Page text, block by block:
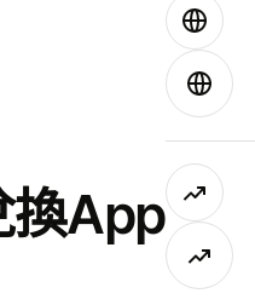
換App